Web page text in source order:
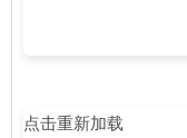
点击重新加载